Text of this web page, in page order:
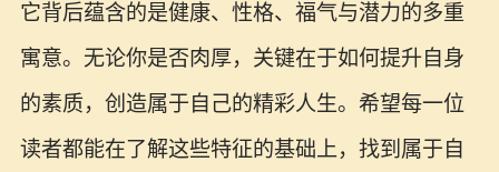
它背后蕴含的是健康、性格、福气与潜力的多重
寓意。无论你是否肉厚，关键在于如何提升自身
的素质，创造属于自己的精彩人生。希望每一位
读者都能在了解这些特征的基础上，找到属于自